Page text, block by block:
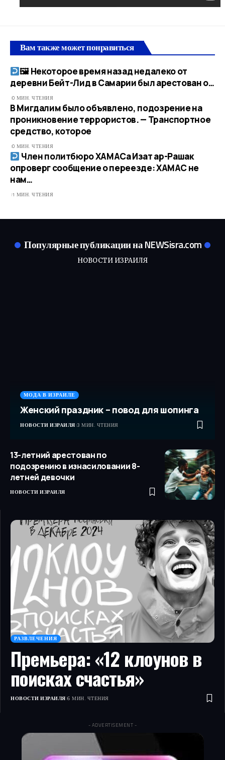
Вам также может понравиться
🖼 Некоторое время назад недалеко от
деревни Бейт-Лид в Самарии был арестован о…​
0 МИН. ЧТЕНИЯ
В Мигдалим было объявлено, подозрение на
проникновение террористов. — Транспортное
средство, которое
0 МИН. ЧТЕНИЯ
Член политбюро ХАМАСа Изат ар-Рашак
опроверг сообщение о переезде: ХАМАС не
нам…​
1 МИН. ЧТЕНИЯ
Популярные публикации на NEWSisra.com
НОВОСТИ ИЗРАИЛЯ
МОДА В ИЗРАИЛЕ
Женский праздник – повод для шопинга
НОВОСТИ ИЗРАИЛЯ 3 МИН. ЧТЕНИЯ
13-летний арестован по
подозрению в изнасиловании 8-
летней девочки
НОВОСТИ ИЗРАИЛЯ
РАЗВЛЕЧЕНИЯ
Премьера: «12 клоунов в
поисках счастья»
НОВОСТИ ИЗРАИЛЯ 6 МИН. ЧТЕНИЯ
- ADVERTISEMENT -